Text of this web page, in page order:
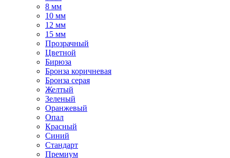
8 мм
10 мм
12 мм
15 мм
Прозрачный
Цветной
Бирюза
Бронза коричневая
Бронза серая
Желтый
Зеленый
Оранжевый
Опал
Красный
Синий
Стандарт
Премиум